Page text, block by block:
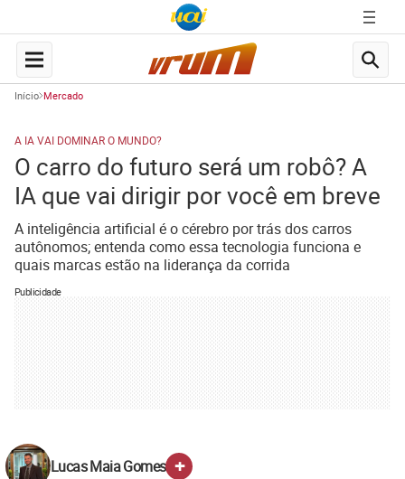
Início Mercado
A IA VAI DOMINAR O MUNDO?
O carro do futuro será um robô? A
IA que vai dirigir por você em breve
A inteligência artificial é o cérebro por trás dos carros
autônomos; entenda como essa tecnologia funciona e
quais marcas estão na liderança da corrida
Publicidade
Lucas Maia Gomes +